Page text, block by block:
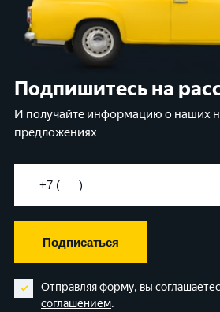
Подпишитесь на
И получайте информацию о наших
предложениях
Подписаться
Отправляя форму, вы
соглашением.